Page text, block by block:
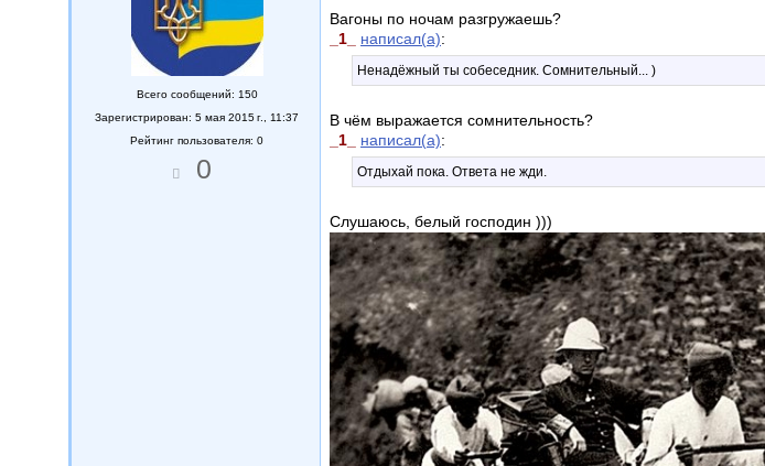
Всего сообщений: 150
Зарегистрирован: 5 мая 2015 г., 11:37
Рейтинг пользователя: 0
0
Вагоны по ночам разгружаешь?
_1_
написал(а):
Ненадёжный ты собеседник. Сомнительный... )
В чём выражается сомнительность?
_1_
написал(а):
Отдыхай пока. Ответа не жди.
Слушаюсь, белый господин )))